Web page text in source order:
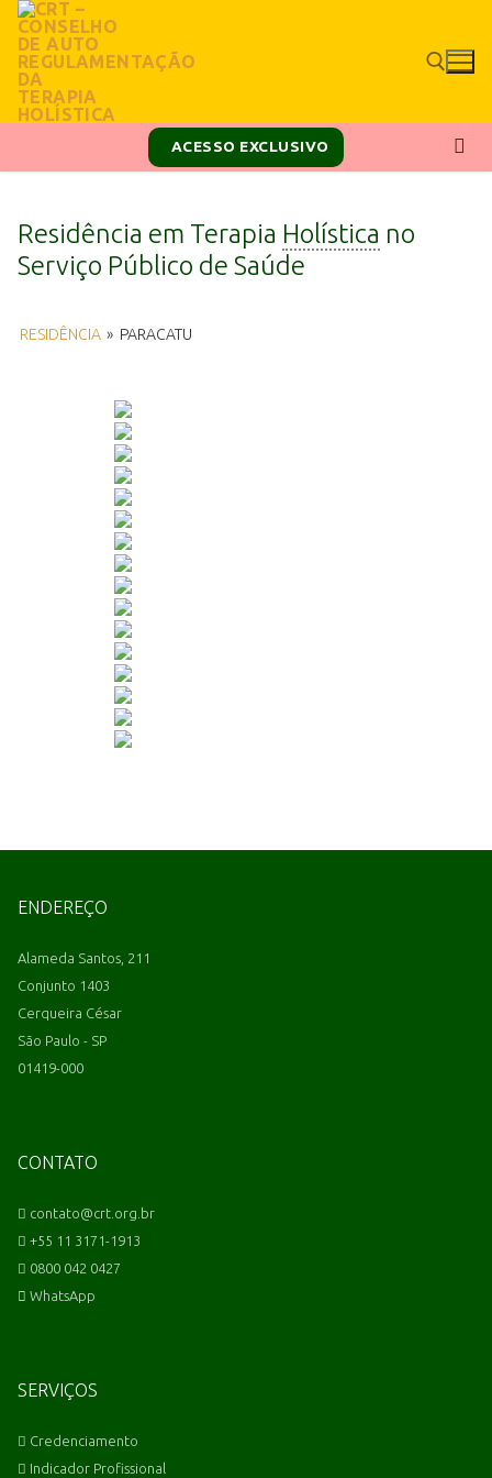
ACESSO EXCLUSIVO
Residência em Terapia Holística no
Serviço Público de Saúde
RESIDÊNCIA » PARACATU
ENDEREÇO
Alameda Santos, 211
Conjunto 1403
Cerqueira César
São Paulo - SP
01419-000
CONTATO
contato@crt.org.br
+55 11 3171-1913
0800 042 0427
WhatsApp
SERVIÇOS
Credenciamento
Indicador Profissional